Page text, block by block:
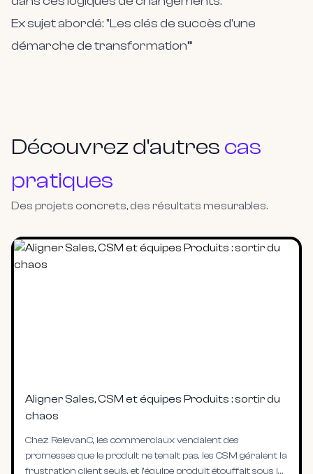
Ex sujet abordé: "Les clés de succès d'une
démarche de transformation”
Découvrez d'autres cas
pratiques
Des projets concrets, des résultats mesurables.
Aligner Sales, CSM et équipes Produits : sortir du
chaos
Chez RelevanC, les commerciaux vendaient des
promesses que le produit ne tenait pas, les CSM géraient la
frustration client seuls, et l'équipe produit étouffait sous les